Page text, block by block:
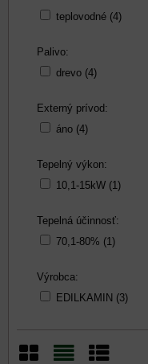
teplovodné (4)
Palivo:
drevo (4)
Externý prívod:
áno (4)
Tepelný výkon:
10,1-15kW (1)
Tepelná účinnosť:
70,1-80% (1)
Výrobca:
EDILKAMIN (3)